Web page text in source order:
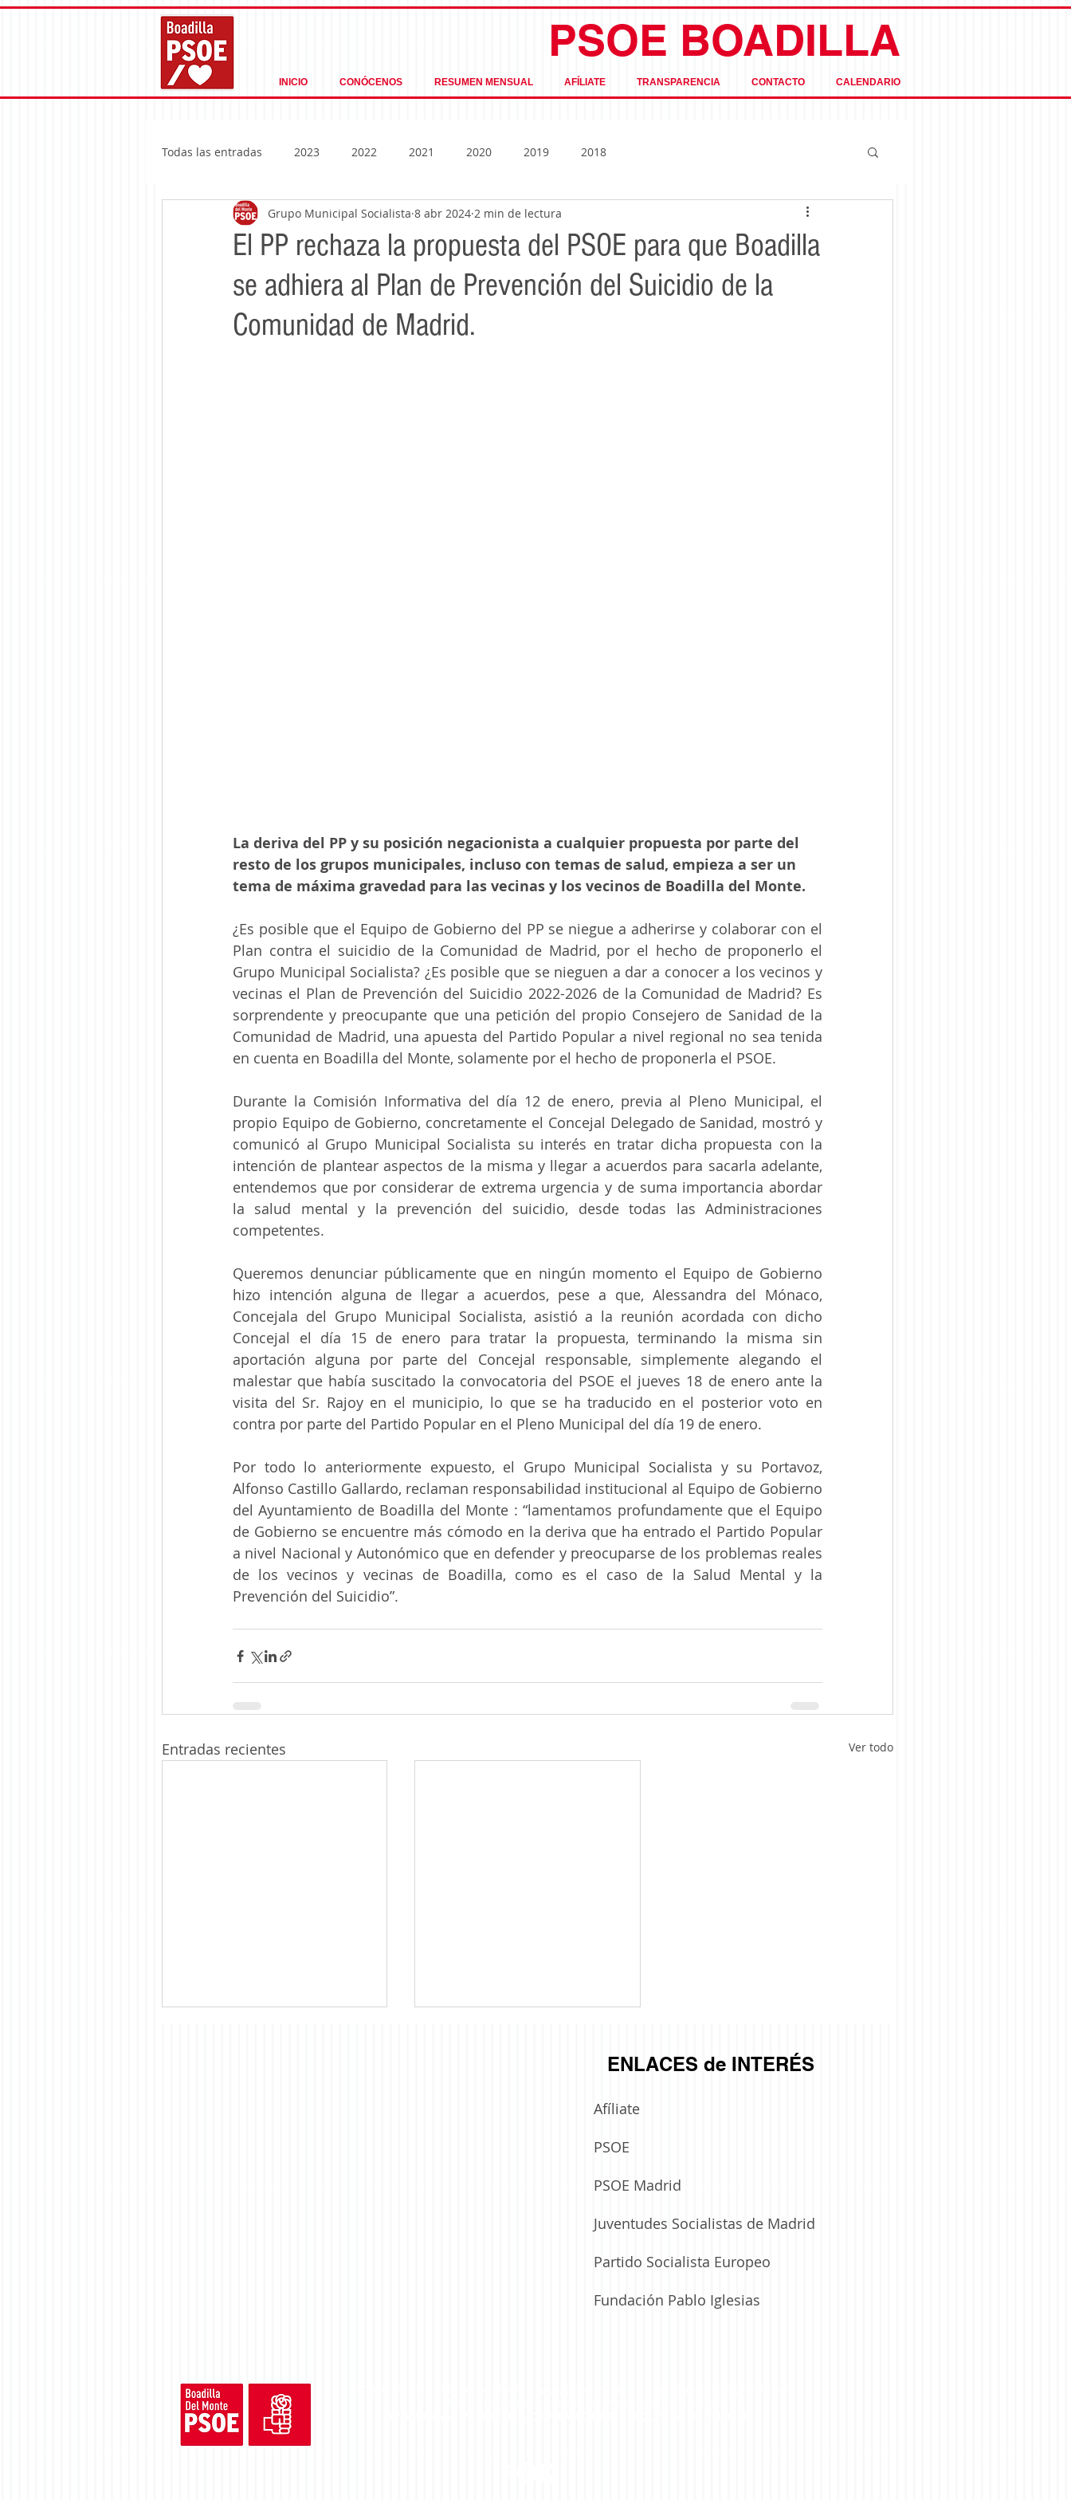
PSOE BOADILLA
INICIO CONÓCENOS RESUMEN MENSUAL AFÍLIATE TRANSPARENCIA CONTACTO CALENDARIO
Todas las entradas 2023 2022 2021 2020 2019 2018
El PP rechaza la propuesta del PSOE para que Boadilla
se adhiera al Plan de Prevención del Suicidio de la
Comunidad de Madrid.
Grupo Municipal Socialista 8 abr 2024 2 min de lectura
La deriva del PP y su posición negacionista a cualquier propuesta por parte del
resto de los grupos municipales, incluso con temas de salud, empieza a ser un
tema de máxima gravedad para las vecinas y los vecinos de Boadilla del Monte.
¿Es posible que el Equipo de Gobierno del PP se niegue a adherirse y colaborar con el
Plan contra el suicidio de la Comunidad de Madrid, por el hecho de proponerlo el
Grupo Municipal Socialista? ¿Es posible que se nieguen a dar a conocer a los vecinos y
vecinas el Plan de Prevención del Suicidio 2022-2026 de la Comunidad de Madrid? Es
sorprendente y preocupante que una petición del propio Consejero de Sanidad de la
Comunidad de Madrid, una apuesta del Partido Popular a nivel regional no sea tenida
en cuenta en Boadilla del Monte, solamente por el hecho de proponerla el PSOE.
Durante la Comisión Informativa del día 12 de enero, previa al Pleno Municipal, el
propio Equipo de Gobierno, concretamente el Concejal Delegado de Sanidad, mostró y
comunicó al Grupo Municipal Socialista su interés en tratar dicha propuesta con la
intención de plantear aspectos de la misma y llegar a acuerdos para sacarla adelante,
entendemos que por considerar de extrema urgencia y de suma importancia abordar
la salud mental y la prevención del suicidio, desde todas las Administraciones
competentes.
Queremos denunciar públicamente que en ningún momento el Equipo de Gobierno
hizo intención alguna de llegar a acuerdos, pese a que, Alessandra del Mónaco,
Concejala del Grupo Municipal Socialista, asistió a la reunión acordada con dicho
Concejal el día 15 de enero para tratar la propuesta, terminando la misma sin
aportación alguna por parte del Concejal responsable, simplemente alegando el
malestar que había suscitado la convocatoria del PSOE el jueves 18 de enero ante la
visita del Sr. Rajoy en el municipio, lo que se ha traducido en el posterior voto en
contra por parte del Partido Popular en el Pleno Municipal del día 19 de enero.
Por todo lo anteriormente expuesto, el Grupo Municipal Socialista y su Portavoz,
Alfonso Castillo Gallardo, reclaman responsabilidad institucional al Equipo de Gobierno
del Ayuntamiento de Boadilla del Monte : “lamentamos profundamente que el Equipo
de Gobierno se encuentre más cómodo en la deriva que ha entrado el Partido Popular
a nivel Nacional y Autonómico que en defender y preocuparse de los problemas reales
de los vecinos y vecinas de Boadilla, como es el caso de la Salud Mental y la
Prevención del Suicidio”.
Entradas recientes Ver todo
ENLACES de INTERÉS
Afíliate
PSOE
PSOE Madrid
Juventudes Socialistas de Madrid
Partido Socialista Europeo
Fundación Pablo Iglesias